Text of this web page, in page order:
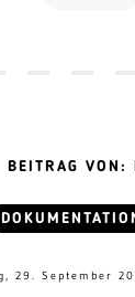
BEITRAG VON:
29. September